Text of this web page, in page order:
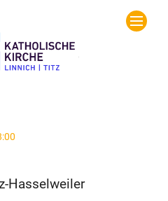
Hasselweiler